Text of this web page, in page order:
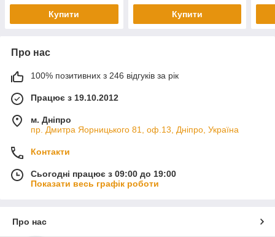
Купити Купити
Про нас
100% позитивних з 246 відгуків за рік
Працює з 19.10.2012
м. Дніпро
пр. Дмитра Яорницького 81, оф.13, Дніпро, Україна
Контакти
Сьогодні працює з 09:00 до 19:00
Показати весь графік роботи
Про нас